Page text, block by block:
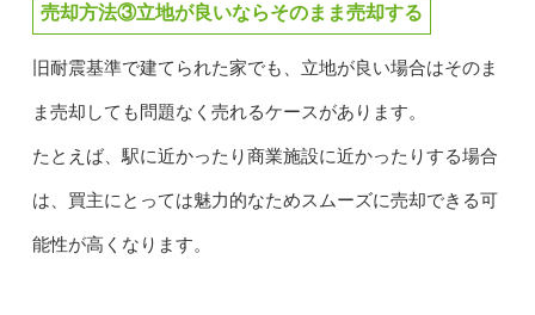
売却方法③立地が良いならそのまま売却する
旧耐震基準で建てられた家でも、立地が良い場合はそのま
ま売却しても問題なく売れるケースがあります。
たとえば、駅に近かったり商業施設に近かったりする場合
は、買主にとっては魅力的なためスムーズに売却できる可
能性が高くなります。